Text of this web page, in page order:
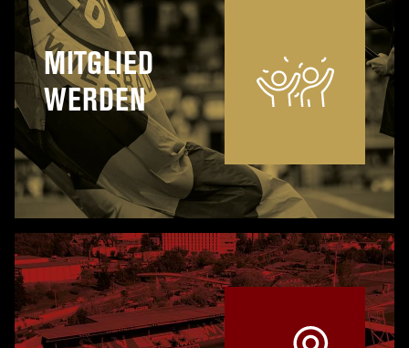
MITGLIED
WERDEN